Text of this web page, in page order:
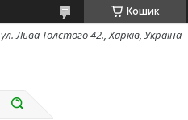
Кошик
ул. Льва Толстого 42., Харків, Україна